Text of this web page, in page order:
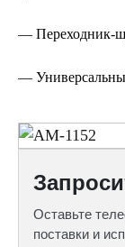
— Переходник-
—
Оставьте
поставки и